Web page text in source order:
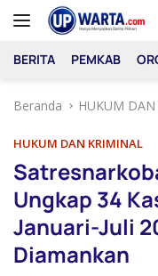
Langsung
BERITA PEMKAB
Beranda HUKUM
HUKUM DAN KRIMINAL
Ungkap 34
Januari-Juli
Diamankan